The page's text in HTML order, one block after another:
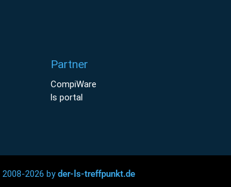
Partner
CompiWare
ls portal
2026 byder-ls-treffpunkt.de